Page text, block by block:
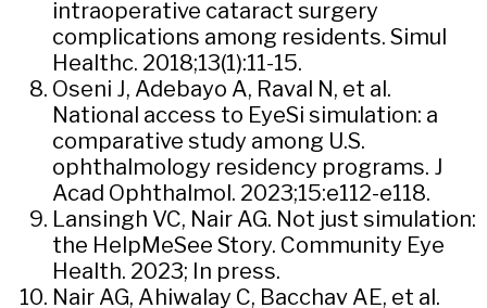
intraoperative cataract surgery
complications among residents. Simul
Healthc. 2018;13(1):11-15.
Oseni J, Adebayo A, Raval N, et al.
National access to EyeSi simulation: a
comparative study among U.S.
ophthalmology residency programs. J
Acad Ophthalmol. 2023;15:e112-e118.
Lansingh VC, Nair AG. Not just simulation:
the HelpMeSee Story. Community Eye
Health. 2023; In press.
Nair AG, Ahiwalay C, Bacchav AE, et al.